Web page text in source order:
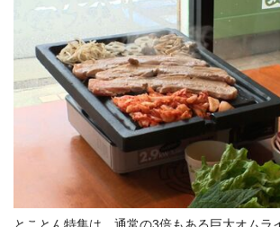
とことん特集は、通常の3倍もある巨大オムラ